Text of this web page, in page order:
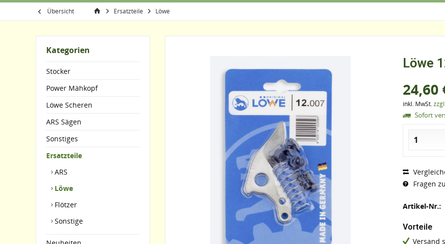
Übersicht Ersatzteile Löwe
Kategorien
Stocker
Power Mähkopf
Löwe Scheren
ARS Sägen
Sonstiges
Ersatzteile
ARS
Löwe
Flötzer
Sonstige
Löwe
24,60
inkl. MwSt.
Sofort
Fragen
Artikel-Nr.:
Vorteile
Versand